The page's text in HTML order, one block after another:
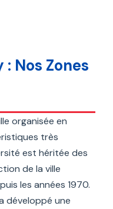
Nos Zones
organisée en
très
est héritée des
de la ville
les années 1970.
développé une